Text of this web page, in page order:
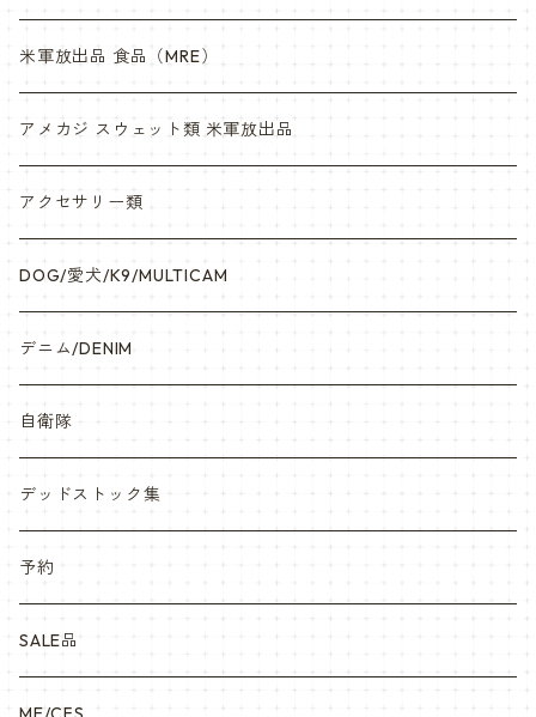
米軍放出品 食品（MRE）
アメカジ スウェット類 米軍放出品
アクセサリー類
DOG/愛犬/K9/MULTICAM
デニム/DENIM
自衛隊
デッドストック集
予約
SALE品